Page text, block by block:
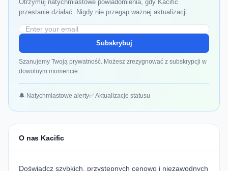
Otrzymuj natychmiastowe powiadomienia, gdy Kacific
przestanie działać. Nigdy nie przegap ważnej aktualizacji.
Subskrybuj
Szanujemy Twoją prywatność. Możesz zrezygnować z subskrypcji w
dowolnym momencie.
🔔 Natychmiastowe alerty✅ Aktualizacje statusu
O nas Kacific
Doświadcz szybkich, przystępnych cenowo i niezawodnych